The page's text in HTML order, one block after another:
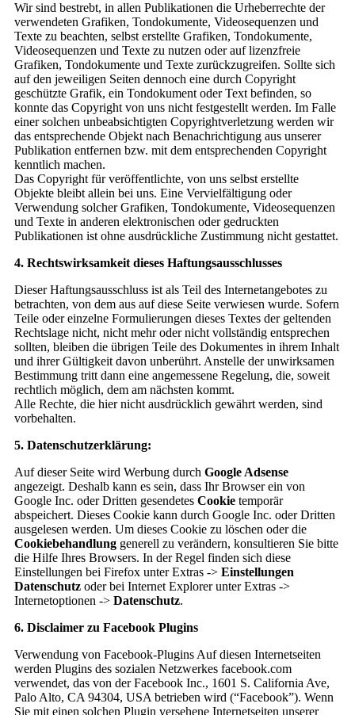
Wir sind bestrebt, in allen Publikationen die Urheberrechte der
verwendeten Grafiken, Tondokumente, Videosequenzen und
Texte zu beachten, selbst erstellte Grafiken, Tondokumente,
Videosequenzen und Texte zu nutzen oder auf lizenzfreie
Grafiken, Tondokumente und Texte zurückzugreifen. Sollte sich
auf den jeweiligen Seiten dennoch eine durch Copyright
geschützte Grafik, ein Tondokument oder Text befinden, so
konnte das Copyright von uns nicht festgestellt werden. Im Falle
einer solchen unbeabsichtigten Copyrightverletzung werden wir
das entsprechende Objekt nach Benachrichtigung aus unserer
Publikation entfernen bzw. mit dem entsprechenden Copyright
kenntlich machen.
Das Copyright für veröffentlichte, von uns selbst erstellte
Objekte bleibt allein bei uns. Eine Vervielfältigung oder
Verwendung solcher Grafiken, Tondokumente, Videosequenzen
und Texte in anderen elektronischen oder gedruckten
Publikationen ist ohne ausdrückliche Zustimmung nicht gestattet.
4. Rechtswirksamkeit dieses Haftungsausschlusses
Dieser Haftungsausschluss ist als Teil des Internetangebotes zu
betrachten, von dem aus auf diese Seite verwiesen wurde. Sofern
Teile oder einzelne Formulierungen dieses Textes der geltenden
Rechtslage nicht, nicht mehr oder nicht vollständig entsprechen
sollten, bleiben die übrigen Teile des Dokumentes in ihrem Inhalt
und ihrer Gültigkeit davon unberührt. Anstelle der unwirksamen
Bestimmung tritt dann eine angemessene Regelung, die, soweit
rechtlich möglich, dem am nächsten kommt.
Alle Rechte, die hier nicht ausdrücklich gewährt werden, sind
vorbehalten.
5. Datenschutzerklärung:
Auf dieser Seite wird Werbung durch Google Adsense
angezeigt. Deshalb kann es sein, dass Ihr Browser ein von
Google Inc. oder Dritten gesendetes Cookie temporär
abspeichert. Dieses Cookie kann durch Google Inc. oder Dritten
ausgelesen werden. Um dieses Cookie zu löschen oder die
Cookiebehandlung generell zu verändern, konsultieren Sie bitte
die Hilfe Ihres Browsers. In der Regel finden sich diese
Einstellungen bei Firefox unter Extras -> Einstellungen
Datenschutzoder bei Internet Explorer unter Extras ->
Internetoptionen -> Datenschutz.
6. Disclaimer zu Facebook Plugins
Verwendung von Facebook-Plugins Auf diesen Internetseiten
werden Plugins des sozialen Netzwerkes facebook.com
verwendet, das von der Facebook Inc., 1601 S. California Ave,
Palo Alto, CA 94304, USA betrieben wird (“Facebook”). Wenn
Sie mit einen solchen Plugin versehene Internetseiten unserer